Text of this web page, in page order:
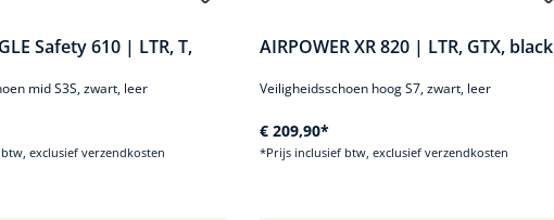
Safety 610 | LTR, T,
mid S3S, zwart, leer
exclusief verzendkosten
AIRPOWER XR 820 | LTR, GTX, black
Veiligheidsschoen hoog S7, zwart, leer
€ 209,90*
*Prijs inclusief btw, exclusief verzendkosten